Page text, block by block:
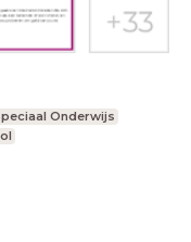
Onderwijs